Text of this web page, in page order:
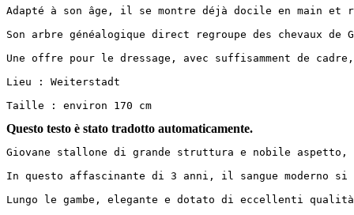
Adapté à son âge, il se montre déjà docile en main et
Son arbre généalogique direct regroupe des chevaux
Une offre pour le dressage, avec suffisamment de
Lieu : Weiterstadt
Taille : environ 170 cm
Questo testo è stato tradotto automaticamente.
Giovane stallone di grande struttura e nobile aspetto,
In questo affascinante di 3 anni, il sangue moderno
Lungo le gambe, elegante e dotato di eccellenti